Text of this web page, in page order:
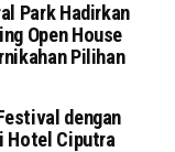
Park Hadirkan
Open House
Pilihan
dengan
Hotel Ciputra